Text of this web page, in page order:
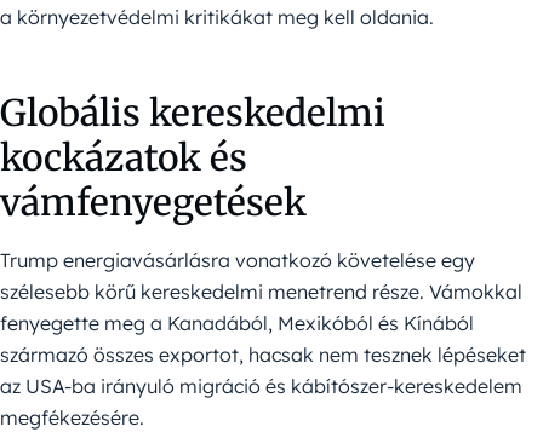
a környezetvédelmi kritikákat meg kell oldania.
Globális kereskedelmi
kockázatok és
vámfenyegetések
Trump energiavásárlásra vonatkozó követelése egy
szélesebb körű kereskedelmi menetrend része. Vámokkal
fenyegette meg a Kanadából, Mexikóból és Kínából
származó összes exportot, hacsak nem tesznek lépéseket
az USA-ba irányuló migráció és kábítószer-kereskedelem
megfékezésére.